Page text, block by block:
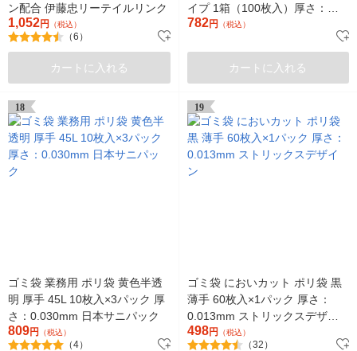
ン配合 伊藤忠リーテイルリンク
1,052円 （税込）
（6）
カートに入れる
イプ 1箱（100枚入）厚さ：
0.013mm ジャパックス
782円 （税込）
カートに入れる
18
ゴミ袋 業務用 ポリ袋 黄色半透
明 厚手 45L 10枚入×3パック 厚
さ：0.030mm 日本サニパック
809円 （税込）
（4）
19
ゴミ袋 においカット ポリ袋 黒
薄手 60枚入×1パック 厚さ：
0.013mm ストリックスデザイ
ン
498円 （税込）
（32）